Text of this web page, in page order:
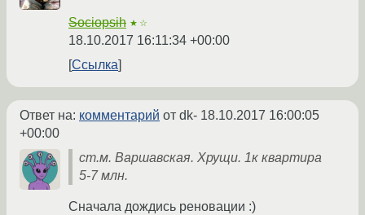
Sociopsih ★☆
18.10.2017 16:11:34 +00:00
Ссылка
Ответ на: комментарий от dk- 18.10.2017 16:00:05
+00:00
ст.м. Варшавская. Хрущи. 1к квартира
5-7 млн.
Сначала дождись реновации :)